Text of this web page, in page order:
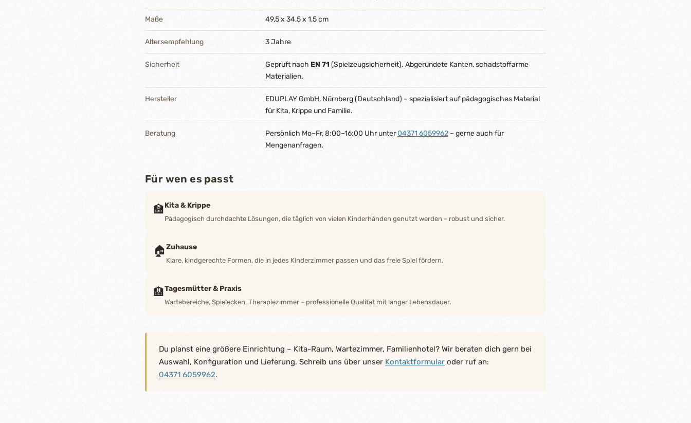
Maße 49,5 x 34,5 x 1,5 cm
Altersempfehlung 3 Jahre
Sicherheit Geprüft nach EN 71 (Spielzeugsicherheit). Abgerundete Kanten, schadstoffarme
Materialien.
Hersteller
EDUPLAY GmbH, Nürnberg (Deutschland) – spezialisiert auf pädagogisches Material
für Kita, Krippe und Familie.
Beratung Persönlich Mo–Fr, 8:00–16:00 Uhr unter04371 6059962 – gerne auch für
Mengenanfragen.
Für wen es passt
🏫Kita & Krippe
Pädagogisch durchdachte Lösungen, die täglich von vielen Kinderhänden genutzt werden – robust und sicher.
🏠Zuhause
Klare, kindgerechte Formen, die in jedes Kinderzimmer passen und das freie Spiel fördern.
🏨Tagesmütter & Praxis
Wartebereiche, Spielecken, Therapiezimmer – professionelle Qualität mit langer Lebensdauer.
Du planst eine größere Einrichtung – Kita-Raum, Wartezimmer, Familienhotel? Wir beraten dich gern bei
Auswahl, Konfiguration und Lieferung. Schreib uns über unser Kontaktformular oder ruf an:
04371 6059962.